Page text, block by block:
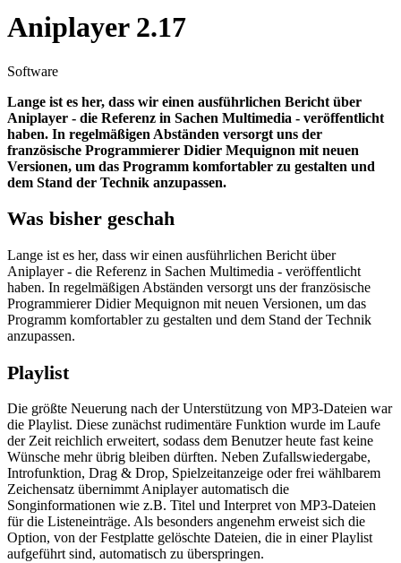
Aniplayer 2.17
Software
Lange ist es her, dass wir einen ausführlichen Bericht über
Aniplayer - die Referenz in Sachen Multimedia - veröffentlicht
haben. In regelmäßigen Abständen versorgt uns der
französische Programmierer Didier Mequignon mit neuen
Versionen, um das Programm komfortabler zu gestalten und
dem Stand der Technik anzupassen.
Was bisher geschah
Lange ist es her, dass wir einen ausführlichen Bericht über
Aniplayer - die Referenz in Sachen Multimedia - veröffentlicht
haben. In regelmäßigen Abständen versorgt uns der französische
Programmierer Didier Mequignon mit neuen Versionen, um das
Programm komfortabler zu gestalten und dem Stand der Technik
anzupassen.
Playlist
Die größte Neuerung nach der Unterstützung von MP3-Dateien war
die Playlist. Diese zunächst rudimentäre Funktion wurde im Laufe
der Zeit reichlich erweitert, sodass dem Benutzer heute fast keine
Wünsche mehr übrig bleiben dürften. Neben Zufallswiedergabe,
Introfunktion, Drag & Drop, Spielzeitanzeige oder frei wählbarem
Zeichensatz übernimmt Aniplayer automatisch die
Songinformationen wie z.B. Titel und Interpret von MP3-Dateien
für die Listeneinträge. Als besonders angenehm erweist sich die
Option, von der Festplatte gelöschte Dateien, die in einer Playlist
aufgeführt sind, automatisch zu überspringen.